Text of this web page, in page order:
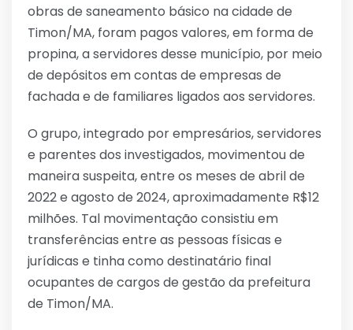
obras de saneamento básico na cidade de
Timon/MA, foram pagos valores, em forma de
propina, a servidores desse município, por meio
de depósitos em contas de empresas de
fachada e de familiares ligados aos servidores.
O grupo, integrado por empresários, servidores
e parentes dos investigados, movimentou de
maneira suspeita, entre os meses de abril de
2022 e agosto de 2024, aproximadamente R$12
milhões. Tal movimentação consistiu em
transferências entre as pessoas físicas e
jurídicas e tinha como destinatário final
ocupantes de cargos de gestão da prefeitura
de Timon/MA.